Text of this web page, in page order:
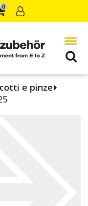
0
e pinze